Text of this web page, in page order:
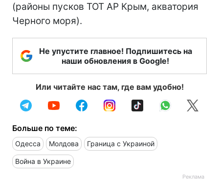
(районы пусков ТОТ АР Крым, акватория
Черного моря).
Не упустите главное! Подпишитесь на
наши обновления в Google!
Или читайте нас там, где вам удобно!
Больше по теме:
Одесса Молдова Граница с Украиной
Война в Украине